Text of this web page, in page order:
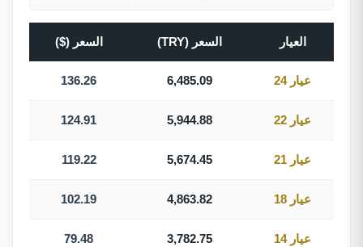
العيار السعر (TRY) السعر ($)
عيار 24 6,485.09
136.26
عيار 22 5,944.88
124.91
عيار 21 5,674.45
119.22
عيار 18 4,863.82
102.19
عيار 14 3,782.75
79.48